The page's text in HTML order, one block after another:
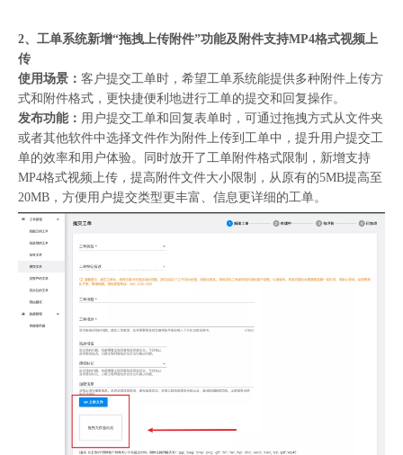
2、工单系统新增“拖拽上传附件”功能及附件支持MP4格式视频上
传
使用场景： 客户提交工单时，希望工单系统能提供多种附件上传方
式和附件格式，更快捷便利地进行工单的提交和回复操作。
发布功能： 用户提交工单和回复表单时，可通过拖拽方式从文件夹
或者其他软件中选择文件作为附件上传到工单中，提升用户提交工
单的效率和用户体验。同时放开了工单附件格式限制，新增支持
MP4格式视频上传，提高附件文件大小限制，从原有的5MB提高至
20MB，方便用户提交类型更丰富、信息更详细的工单。